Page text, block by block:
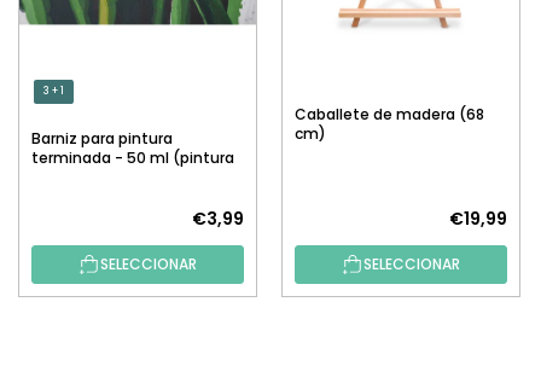
3 + 1
Barniz para pintura
terminada - 50 ml (pintura
€3,99
SELECCIONAR
Caballete de madera (68
cm)
€19,99
SELECCIONAR